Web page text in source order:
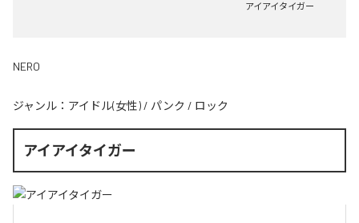
アイアイタイガー
NERO
ジャンル： アイドル(女性) / パンク / ロック
アイアイタイガー